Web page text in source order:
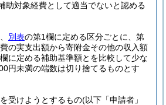
助対象経費として適当でないと認める
別表の第1欄に定める区分ごとに、第
の実支出額から寄附金その他の収入額
に定める補助基準額とを比較して少な
円未満の端数は切り捨てるものとす
受けようとするもの(以下「申請者」